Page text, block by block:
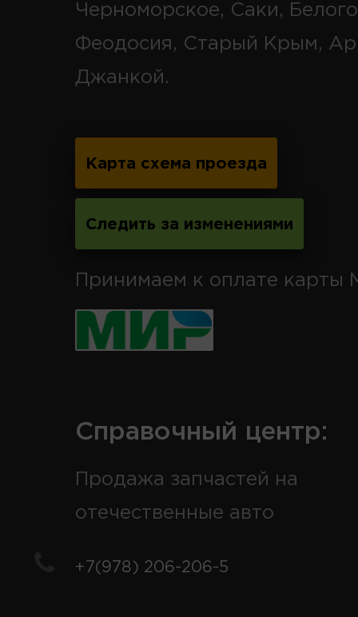
Черноморское, Саки,
Феодосия, Старый Крым,
Джанкой.
Карта схема проезда
Следить за изменениями
Принимаем к оплате карты
Справочный центр:
Продажа запчастей на
отечественные авто
+7(978) 206-206-5